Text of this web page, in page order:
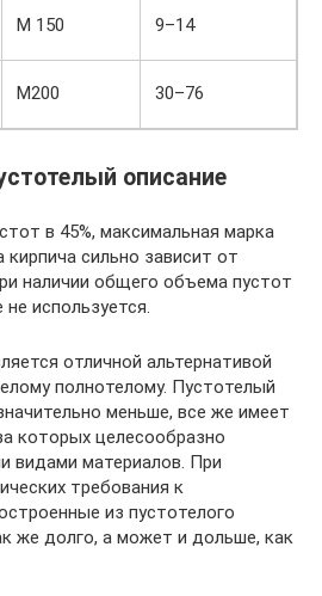
М 150 9–14
М200 30–76
описание
в 45%, максимальная марка
сильно зависит от
наличии общего объема пустот
не используется.
отличной альтернативой
полнотелому. Пустотелый
меньше, все же имеет
которых целесообразно
видами материалов. При
требования к
из пустотелого
же долго, а может и дольше, как